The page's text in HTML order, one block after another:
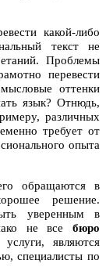
какой-либо
текст не
Проблемы
перевести
оттенки
язык? Отнюдь,
различных
требует от
опыта
обращаются в
решение.
уверенным в
не все бюро
являются
специалисты по